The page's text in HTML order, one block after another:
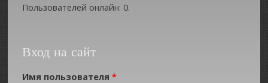
Пользователей онлайн: 0.
Вход на сайт
Имя пользователя*